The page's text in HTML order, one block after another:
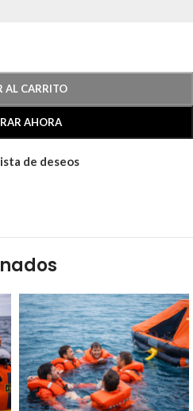
AL CARRITO
AHORA
de deseos